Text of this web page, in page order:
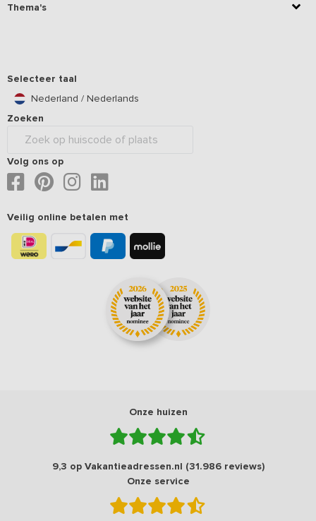
Thema's
Selecteer taal
Nederland / Nederlands
Zoeken
Volg ons op
Veilig online betalen met
Onze huizen
9,3 op Vakantieadressen.nl (31.986 reviews)
Onze service